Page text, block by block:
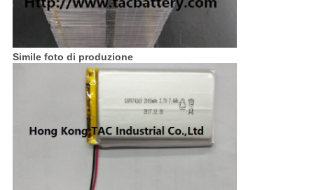
Simile foto di produzione